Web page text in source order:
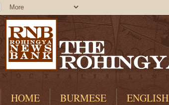
HOME BURMESE ENGLISH